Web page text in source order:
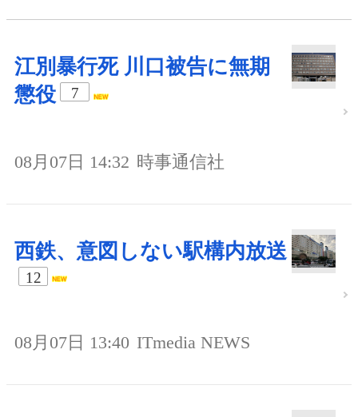
江別暴行死 川口被告に無期
懲役
7
08月07日 14:32 時事通信社
西鉄、意図しない駅構内放送
12
08月07日 13:40 ITmedia NEWS